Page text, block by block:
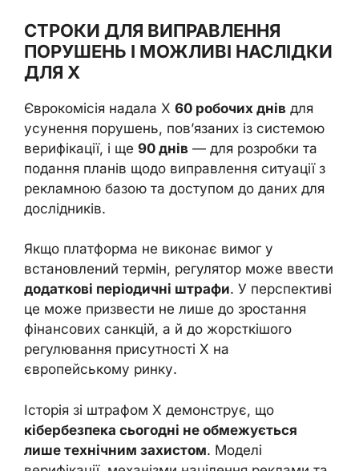
СТРОКИ ДЛЯ ВИПРАВЛЕННЯ
ПОРУШЕНЬ І МОЖЛИВІ НАСЛІДКИ
ДЛЯ X
Єврокомісія надала X 60 робочих днів для
усунення порушень, пов’язаних із системою
верифікації, і ще 90 днів — для розробки та
подання планів щодо виправлення ситуації з
рекламною базою та доступом до даних для
дослідників.
Якщо платформа не виконає вимог у
встановлений термін, регулятор може ввести
додаткові періодичні штрафи. У перспективі
це може призвести не лише до зростання
фінансових санкцій, а й до жорсткішого
регулювання присутності X на
європейському ринку.
Історія зі штрафом X демонструє, що
кібербезпека сьогодні не обмежується
лише технічним захистом. Моделі